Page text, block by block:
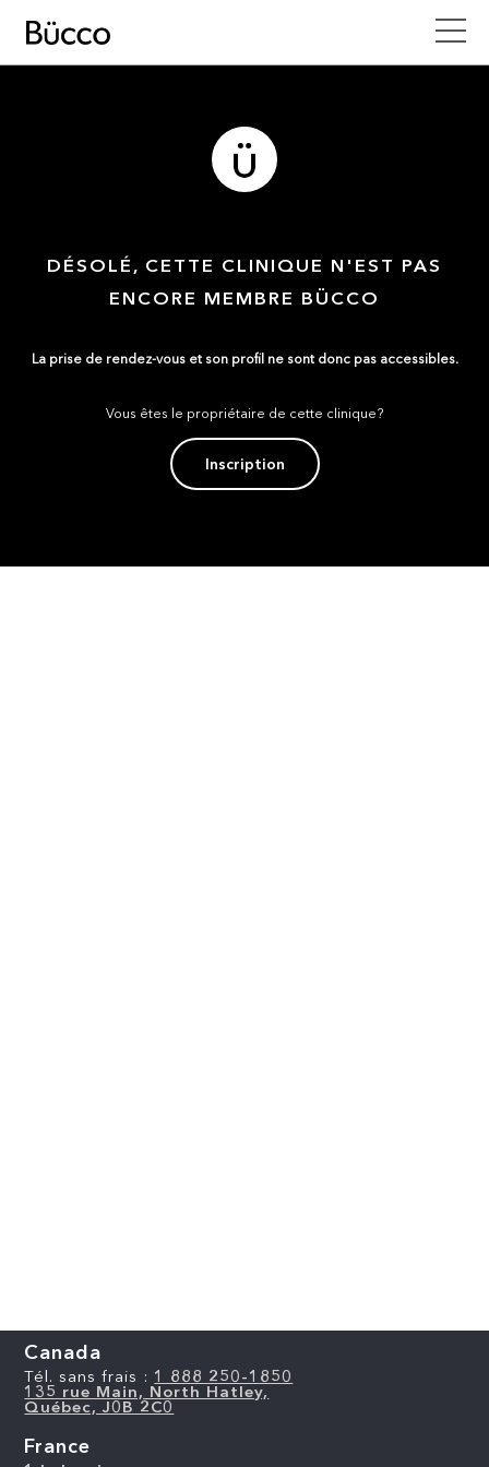
DÉSOLÉ, CETTE CLINIQUE N'EST PAS
ENCORE MEMBRE BÜCCO
La prise de rendez-vous et son profil ne sont donc pas accessibles.
Vous êtes le propriétaire de cette clinique?
Inscription
Canada
Tél. sans frais : 1 888 250-1850
135 rue Main, North Hatley,
Québec, J0B 2C0
France